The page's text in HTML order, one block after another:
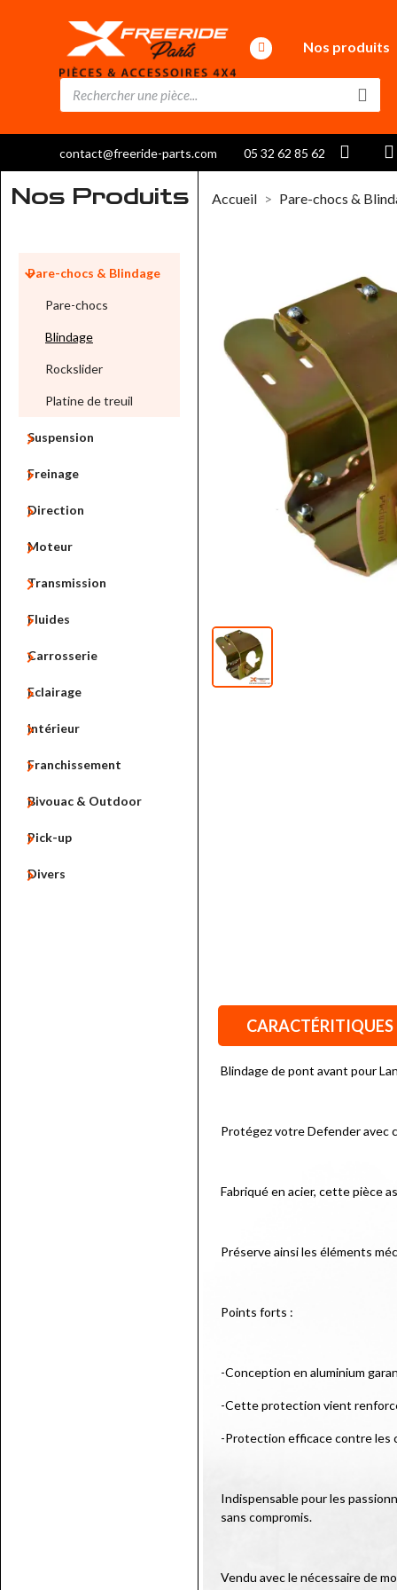
Nos produits
contact@freeride-parts.com 05 32 62 85 62
Accueil Pare-chocs &
Nos Produits
Pare-chocs & Blindage

Pare-chocs
Blindage
Rockslider
Platine de treuil
Suspension

Freinage

Direction

Moteur

Transmission

Fluides

Carrosserie

Eclairage

Intérieur

Franchissement

Bivouac & Outdoor

Pick-up

Divers

CARACTÉRITIQUES
Blindage de pont avant pour
Protégez votre Defender avec
Fabriqué en acier, cette pièce
Préserve ainsi les éléments
Points forts :
-Conception en aluminium
-Cette protection vient
-Protection efficace contre les
Indispensable pour les
sans compromis.
Vendu avec le nécessaire de